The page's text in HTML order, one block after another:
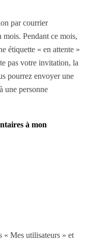
par courrier
Pendant ce mois,
étiquette « en attente »
pas votre invitation, la
pourrez envoyer une
une personne
à mon
« Mes utilisateurs » et